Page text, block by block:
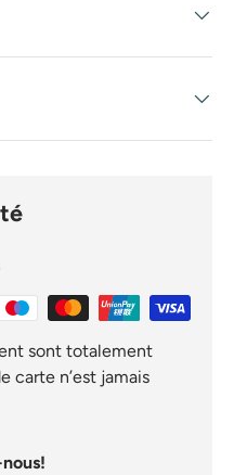
sont totalement
carte n’est jamais